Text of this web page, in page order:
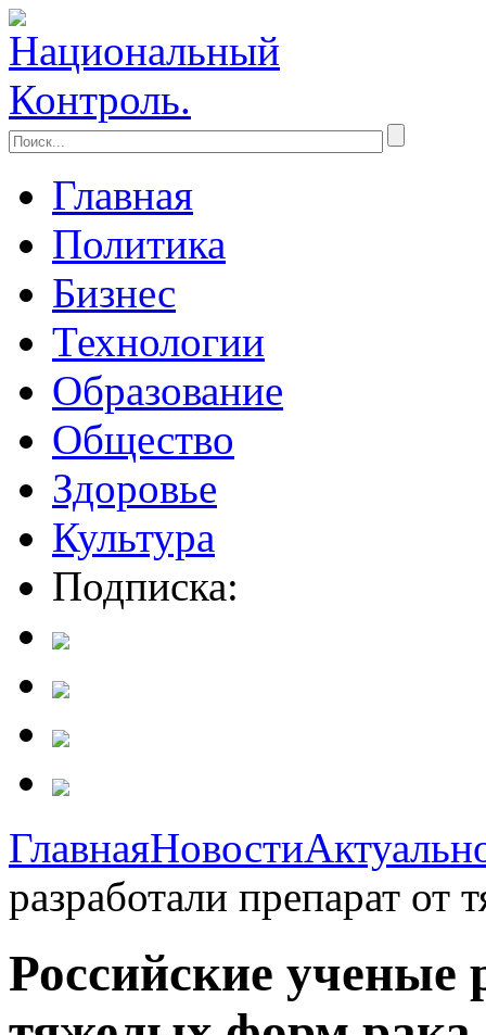
Главная
Политика
Бизнес
Технологии
Образование
Общество
Здоровье
Культура
Подписка:
ГлавнаяНовости
разработали препарат от
Российские ученые